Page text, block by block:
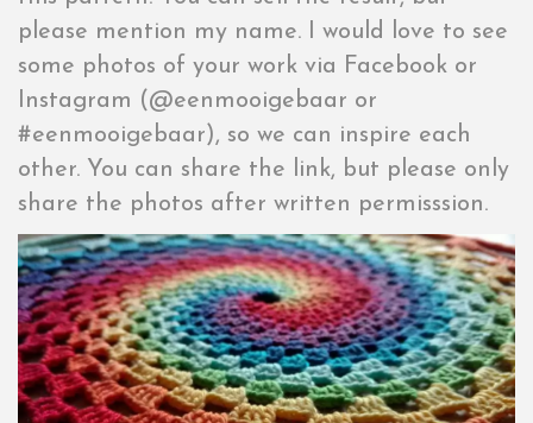
please mention my name. I would love to see
some photos of your work via Facebook or
Instagram (@eenmooigebaar or
#eenmooigebaar), so we can inspire each
other. You can share the link, but please only
share the photos after written permisssion.